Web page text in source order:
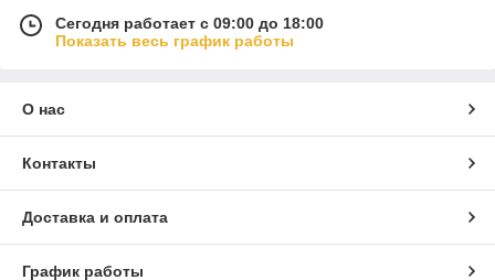
Сегодня работает с 09:00 до 18:00
Показать весь график работы
О нас
Контакты
Доставка и оплата
График работы